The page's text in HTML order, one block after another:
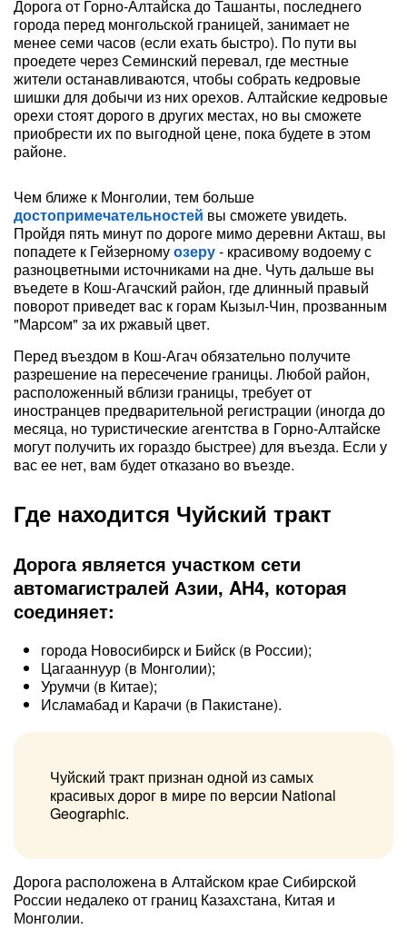
Дорога от Горно-Алтайска до Ташанты, последнего
города перед монгольской границей, занимает не
менее семи часов (если ехать быстро). По пути вы
проедете через Семинский перевал, где местные
жители останавливаются, чтобы собрать кедровые
шишки для добычи из них орехов. Алтайские кедровые
орехи стоят дорого в других местах, но вы сможете
приобрести их по выгодной цене, пока будете в этом
районе.
Чем ближе к Монголии, тем больше
достопримечательностей вы сможете увидеть.
Пройдя пять минут по дороге мимо деревни Акташ, вы
попадете к Гейзерномуозеру- красивому водоему с
разноцветными источниками на дне. Чуть дальше вы
въедете в Кош-Агачский район, где длинный правый
поворот приведет вас к горам Кызыл-Чин, прозванным
"Марсом" за их ржавый цвет.
Перед въездом в Кош-Агач обязательно получите
разрешение на пересечение границы. Любой район,
расположенный вблизи границы, требует от
иностранцев предварительной регистрации (иногда до
месяца, но туристические агентства в Горно-Алтайске
могут получить их гораздо быстрее) для въезда. Если у
вас ее нет, вам будет отказано во въезде.
Где находится Чуйский тракт
Дорога является участком сети
автомагистралей Азии, AH4, которая
соединяет:
города Новосибирск и Бийск (в России);
Цагааннуур (в Монголии);
Урумчи (в Китае);
Исламабад и Карачи (в Пакистане).
Чуйский тракт признан одной из самых
красивых дорог в мире по версии National
Geographic.
Дорога расположена в Алтайском крае Сибирской
России недалеко от границ Казахстана, Китая и
Монголии.